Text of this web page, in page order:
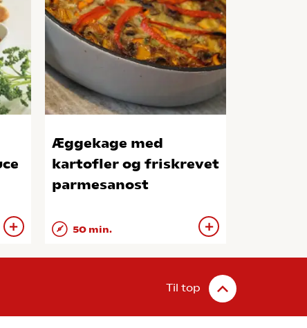
Æggekage med
kartofler og friskrevet
parmesanost
50 min.
Til top